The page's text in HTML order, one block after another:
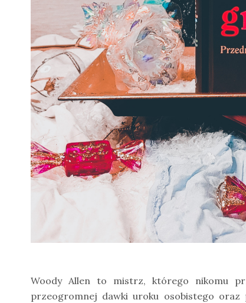
Woody Allen to mistrz, którego nikomu
przeogromnej dawki uroku osobistego